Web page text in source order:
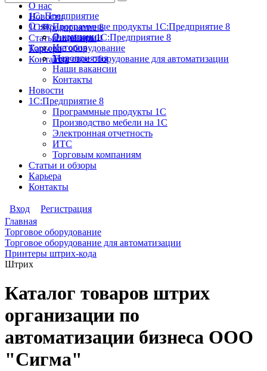
О нас
Новости
1С:Предприятие 8
Статьи и обзоры
Карьера
Контакты
1С: Предприятие
Программные продукты 1С:Предприятие 8
Лицензии 1С:Предприятие 8
Торговое оборудование
Торговое оборудование для автоматизации
О нас
О компании
История
Мероприятия
Наши вакансии
Контакты
Новости
1С:Предприятие 8
Программные продукты 1С
Производство мебели на 1С
Электронная отчетность
ИТС
Торговым компаниям
Статьи и обзоры
Карьера
Контакты
Вход
Регистрация
Главная
Торговое оборудование
Торговое оборудование для автоматизации
Принтеры штрих-кода
Штрих
Каталог товаров штрих
организации по
автоматизации бизнеса ООО
"Сигма"